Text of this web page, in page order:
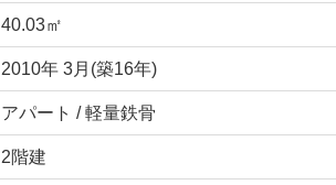
40.03㎡
2010年 3月(築16年)
アパート / 軽量鉄骨
2階建